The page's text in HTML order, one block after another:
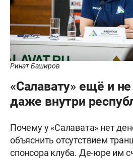
Ринат Баширов
«Салавату» ещё и
даже внутри
Почему у «Салавата» нет
объяснить отсутствием
спонсора клуба. Де-юре им